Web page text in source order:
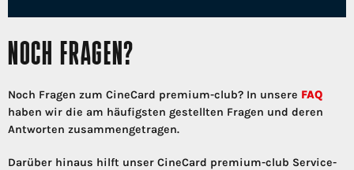
NOCH FRAGEN?
Noch Fragen zum CineCard premium-club? In unsere FAQ
haben wir die am häufigsten gestellten Fragen und deren
Antworten zusammengetragen.
Darüber hinaus hilft unser CineCard premium-club Service-